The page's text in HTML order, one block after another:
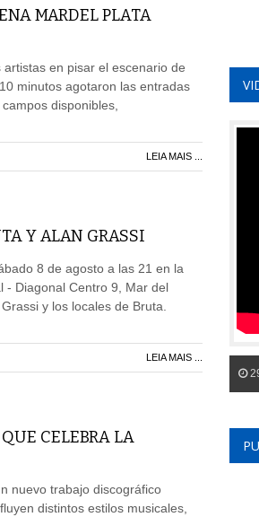
MARDEL PLATA
en pisar el escenario de
minutos agotaron las entradas
disponibles,
LEIA MAIS ...
Y ALAN GRASSI
8 de agosto a las 21 en la
- Diagonal Centro 9, Mar del
y los locales de Bruta.
LEIA MAIS ...
CELEBRA LA
nuevo trabajo discográfico
distintos estilos musicales,